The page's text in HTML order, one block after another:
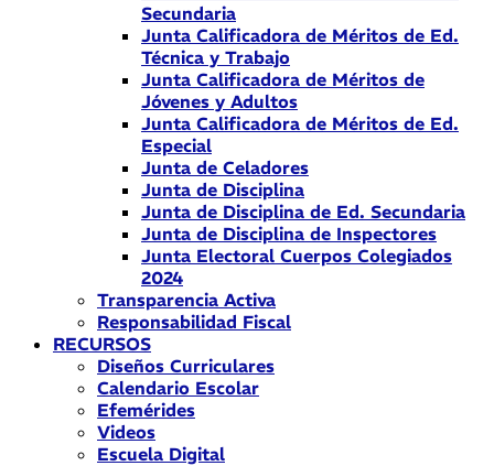
Secundaria
Junta Calificadora de Méritos de Ed.
Técnica y Trabajo
Junta Calificadora de Méritos de
Jóvenes y Adultos
Junta Calificadora de Méritos de Ed.
Especial
Junta de Celadores
Junta de Disciplina
Junta de Disciplina de Ed. Secundaria
Junta de Disciplina de Inspectores
Junta Electoral Cuerpos Colegiados
2024
Transparencia Activa
Responsabilidad Fiscal
RECURSOS
Diseños Curriculares
Calendario Escolar
Efemérides
Videos
Escuela Digital